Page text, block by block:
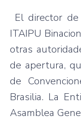
El director
ITAIPU
otras
de apertura,
de
Brasilia. La
Asamblea